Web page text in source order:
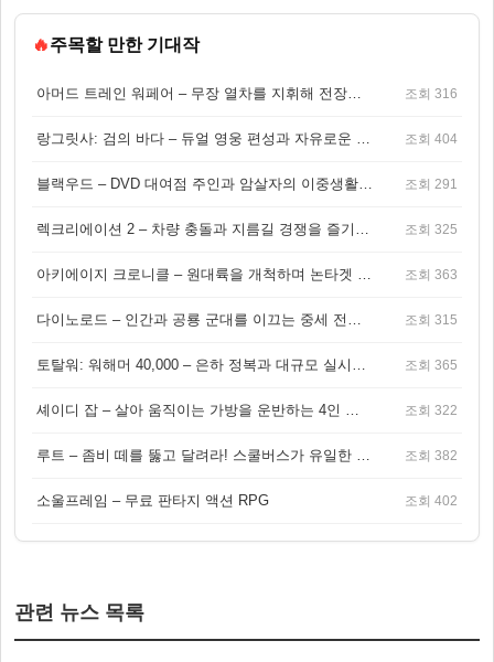
🔥주목할 만한 기대작
아머드 트레인 워페어 – 무장 열차를 지휘해 전장을 돌파하는 생존 전투 게임 조회 316
랑그릿사: 검의 바다 – 듀얼 영웅 편성과 자유로운 탐험을 결합한 판타지 전략 RPG 조회 404
블랙우드 – DVD 대여점 주인과 암살자의 이중생활을 그린 3인칭 액션 스릴러 게임 조회 291
렉크리에이션 2 – 차량 충돌과 지름길 경쟁을 즐기는 오픈월드 아케이드 레이싱 게임 조회 325
아키에이지 크로니클 – 원대륙을 개척하며 논타겟 전투를 즐기는 오픈월드 MMORPG 조회 363
다이노로드 – 인간과 공룡 군대를 이끄는 중세 전략 액션 RPG 조회 315
토탈워: 워해머 40,000 – 은하 정복과 대규모 실시간 전투가 결합된 전략 게임! 조회 365
셰이디 잡 – 살아 움직이는 가방을 운반하는 4인 협동 물리 어드벤처 게임 조회 322
루트 – 좀비 떼를 뚫고 달려라! 스쿨버스가 유일한 집이 되는 4인 협동 생존 게임 조회 382
소울프레임 – 무료 판타지 액션 RPG 조회 402
관련 뉴스 목록